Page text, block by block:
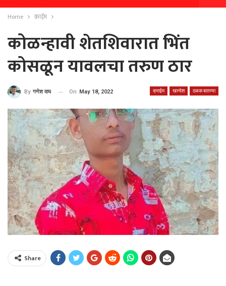
Home क्राईम
कोळन्हावी शेतशिवारात भिंत
कोसळून यावलचा तरुण ठार
क्राईम खान्देश ठळक बातम्या
By गणेश वाघ On May 18, 2022
Share